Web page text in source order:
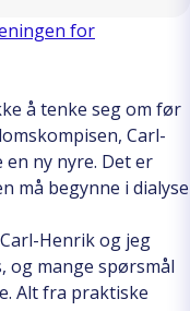
for
å tenke seg om før
Carl-
ny nyre. Det er
må begynne i dialyse
Henrik og jeg
og mange spørsmål
Alt fra praktiske